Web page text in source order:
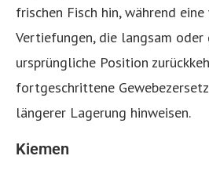
frischen Fisch hin, während
Vertiefungen, die langsam
ursprüngliche Position
fortgeschrittene
längerer Lagerung hinweisen.
Kiemen